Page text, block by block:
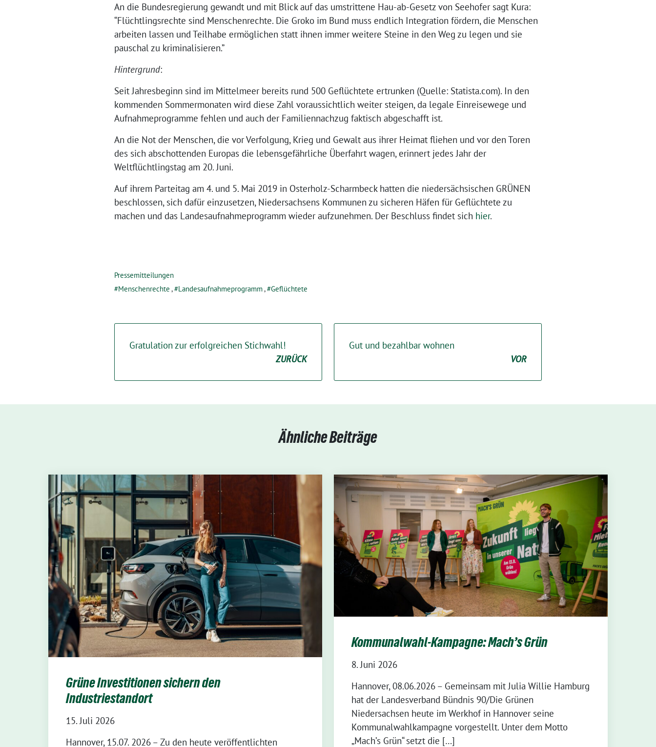
An die Bundesregierung gewandt und mit Blick auf das umstrittene Hau-ab-Gesetz von Seehofer sagt Kura:
“Flüchtlingsrechte sind Menschenrechte. Die Groko im Bund muss endlich Integration fördern, die Menschen
arbeiten lassen und Teilhabe ermöglichen statt ihnen immer weitere Steine in den Weg zu legen und sie
pauschal zu kriminalisieren.”
Hintergrund:
Seit Jahresbeginn sind im Mittelmeer bereits rund 500 Geflüchtete ertrunken (Quelle: Statista.com). In den
kommenden Sommermonaten wird diese Zahl voraussichtlich weiter steigen, da legale Einreisewege und
Aufnahmeprogramme fehlen und auch der Familiennachzug faktisch abgeschafft ist.
An die Not der Menschen, die vor Verfolgung, Krieg und Gewalt aus ihrer Heimat fliehen und vor den Toren
des sich abschottenden Europas die lebensgefährliche Überfahrt wagen, erinnert jedes Jahr der
Weltflüchtlingstag am 20. Juni.
Auf ihrem Parteitag am 4. und 5. Mai 2019 in Osterholz-Scharmbeck hatten die niedersächsischen GRÜNEN
beschlossen, sich dafür einzusetzen, Niedersachsens Kommunen zu sicheren Häfen für Geflüchtete zu
machen und das Landesaufnahmeprogramm wieder aufzunehmen. Der Beschluss findet sich hier.
Pressemitteilungen
Menschenrechte , Landesaufnahmeprogramm, Geflüchtete
Gratulation zur erfolgreichen Stichwahl!
ZURÜCK
Gut und bezahlbar wohnen
VOR
Ähnliche Beiträge
Grüne Investitionen sichern den
Industriestandort
15. Juli 2026
Hannover, 15.07. 2026 – Zu den heute veröffentlichten
Kommunalwahl-Kampagne: Mach’s Grün
8. Juni 2026
Hannover, 08.06.2026 – Gemeinsam mit Julia Willie Hamburg
hat der Landesverband Bündnis 90/Die Grünen
Niedersachsen heute im Werkhof in Hannover seine
Kommunalwahlkampagne vorgestellt. Unter dem Motto
„Mach’s Grün“ setzt die […]